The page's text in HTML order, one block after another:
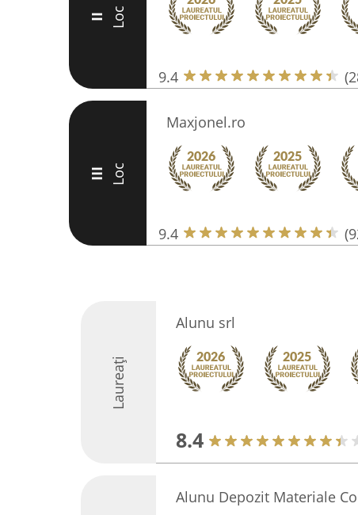
II Loc
9.4
III Loc
Maxjonel.ro
9.4
Laureați
Alunu srl
8.4
Alunu Depozit Materiale